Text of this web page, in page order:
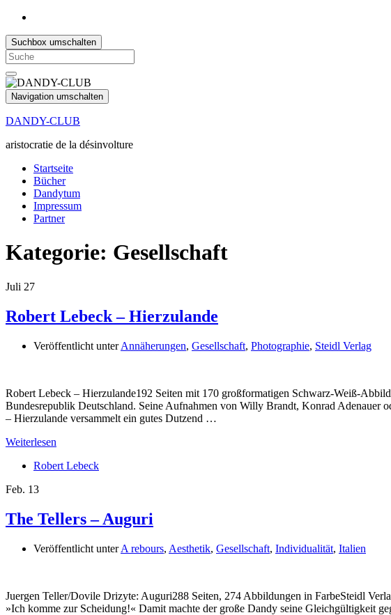
Suchbox umschalten
Search
for:
Navigation umschalten
DANDY-CLUB
aristocratie de la désinvolture
Startseite
Bücher
Dandytum
Impressum
Partner
Kategorie: Gesellschaft
Juli 27
Robert Lebeck – Hierzulande
Veröffentlicht unterAnnäherungen, Gesellschaft, Photographie, Steidl Verlag
Robert Lebeck – Hierzulande192 Seiten mit 170 großformatigen Schwarz-Weiß-
Bundesrepublik Deutschland. Seine Aufnahmen von Willy Brandt, Konrad Adenauer
– Hierzulande versammelt ein gutes Dutzend …
Weiterlesen
Robert Lebeck
Feb. 13
The Tellers – Auguri
Veröffentlicht unterA rebours, Aesthetik, Gesellschaft, Individualität, Italien
Juergen Teller/Dovile Drizyte: Auguri288 Seiten, 274 Abbildungen in FarbeSteidl
»Ich komme zur Scheidung!« Damit machte der große Dandy seine Gleichgültigkeit